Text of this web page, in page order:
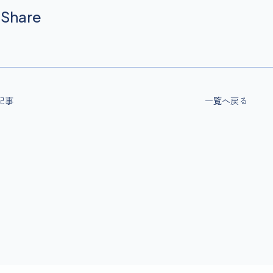
Share
事 一覧へ戻る